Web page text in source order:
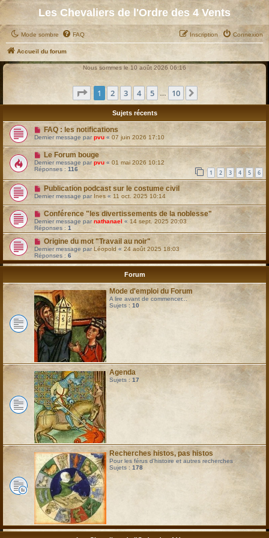
Les Chevaliers de l'Ordre des 4 Vents
Mode sombre FAQ Connexion
Inscription
Accueil du forum
Nous sommes le 10 août 2026 06:16
Page 1sur10
1 2 3 4 5 10
Sujets récents
FAQ : les notifications
Dernier message parpvu « 07 juin 2026 17:10
Le Forum bouge
Dernier message parpvu « 01 mai 2026 10:12
Réponses : 116 1 2 3 4 5 6
Publication podcast sur le costume civil
Dernier message par Ines « 11 oct. 2025 10:14
Conférence "les divertissements de la noblesse"
Dernier message parnathanael « 14 sept. 2025 20:03
Réponses : 1
Origine du mot "Travail au noir"
Dernier message par Léopold « 24 août 2025 18:03
Réponses : 6
Forum
Mode d'emploi du Forum
A lire avant de commencer...
Sujets : 10
Agenda
Sujets : 17
Recherches histos, pas histos
Pour les férus d'histoire et autres recherches
Sujets : 178